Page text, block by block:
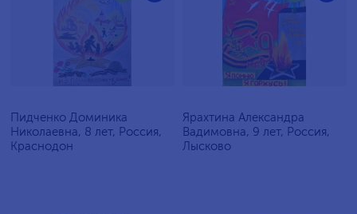
Пидченко Доминика
Николаевна, 8 лет, Россия,
Краснодон
Ярахтина Александра
Вадимовна, 9 лет, Россия,
Лысково